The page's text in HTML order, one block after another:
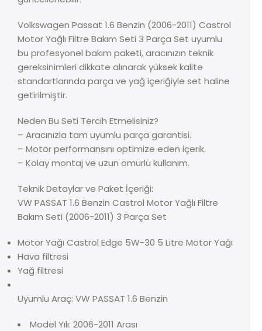
Volkswagen Passat 1.6 Benzin (2006-2011) Castrol
Motor Yağlı Filtre Bakım Seti 3 Parça Set uyumlu
bu profesyonel bakım paketi, aracınızın teknik
gereksinimleri dikkate alınarak yüksek kalite
standartlarında parça ve yağ içeriğiyle set haline
getirilmiştir.
Neden Bu Seti Tercih Etmelisiniz?
– Aracınızla tam uyumlu parça garantisi.
– Motor performansını optimize eden içerik.
– Kolay montaj ve uzun ömürlü kullanım.
Teknik Detaylar ve Paket İçeriği:
VW PASSAT 1.6 Benzin Castrol Motor Yağlı Filtre
Bakım Seti (2006-2011) 3 Parça Set
Motor Yağı Castrol Edge 5W-30 5 Litre Motor Yağı
Hava filtresi
Yağ filtresi
Uyumlu Araç: VW PASSAT 1.6 Benzin
Model Yılı: 2006-2011 Arası